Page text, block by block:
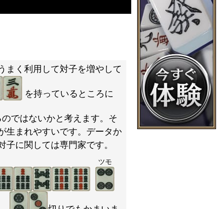
く利用して対子を増やして
を持っているところに
ではないかと考えます。そ
生まれやすいです。データか
に関しては専門家です。
ツモ